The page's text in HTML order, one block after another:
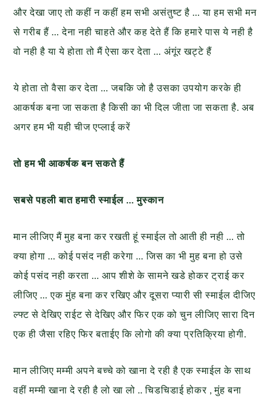
और देखा जाए तो कहीं न कहीं हम सभी असंतुष्ट है … या हम सभी मन
से गरीब हैं … देना नही चाहते और कह देते हैं कि हमारे पास ये नही है
वो नही है या ये होता तो मैं ऐसा कर देता … अंगूंर खट्टे हैं
ये होता तो वैसा कर देता … जबकि जो है उसका उपयोग करके ही
आकर्षक बना जा सकता है किसी का भी दिल जीता जा सकता है. अब
अगर हम भी यही चीज एप्लाई करें
तो हम भी आकर्षक बन सकते हैं
सबसे पहली बात हमारी स्माईल … मुस्कान
मान लीजिए मैं मुह बना कर रखती हूं स्माईल तो आती ही नही … तो
क्या होगा … कोई पसंद नही करेगा … जिस का भी मुह बना हो उसे
कोई पसंद नही करता … आप शीशे के सामने खडे होकर ट्राई कर
लीजिए … एक मुंह बना कर रखिए और दूसरा प्यारी सी स्माईल दीजिए
ल्फ्ट से देखिए राईट से देखिए और फिर एक को चुन लीजिए सारा दिन
एक ही जैसा रहिए फिर बताईए कि लोगो की क्या प्रतिक्रिया होगी.
मान लीजिए मम्मी अपने बच्चे को खाना दे रही है एक स्माईल के साथ
वहीं मम्मी खाना दे रही है लो खा लो .. चिडचिडाई होकर , मुंह बना